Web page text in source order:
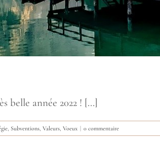
belle année 2022 ! [...]
Subventions Valeurs Voeux | 0 commentaire